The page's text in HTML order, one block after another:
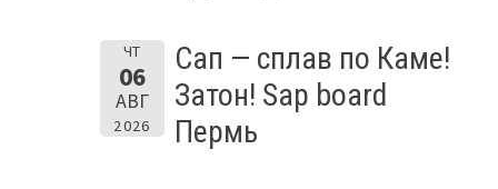
ЧТ
06
АВГ
2026
Сап — сплав по Каме!
Затон! Sap board
Пермь